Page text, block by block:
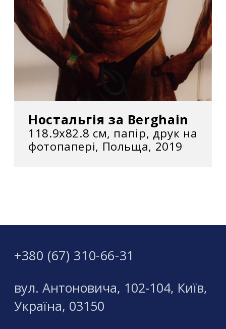
Ностальгія за Berghain
118.9x82.8 см, папір, друк на
фотопапері, Польща, 2019
+380 (67) 310-66-31
вул. Антоновича, 102-104, Київ,
Україна, 03150